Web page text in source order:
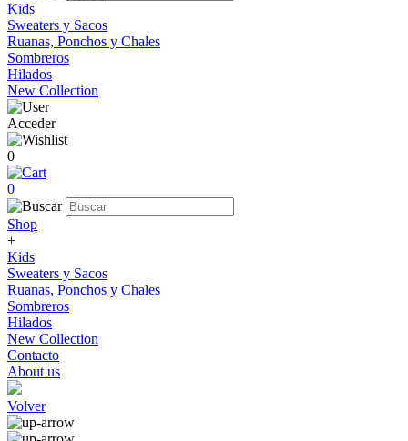
Kids
Sweaters y Sacos
Ruanas, Ponchos y Chales
Sombreros
Hilados
New Collection
Acceder
0
0
Shop
+
Kids
Sweaters y Sacos
Ruanas, Ponchos y Chales
Sombreros
Hilados
New Collection
Contacto
About us
Volver